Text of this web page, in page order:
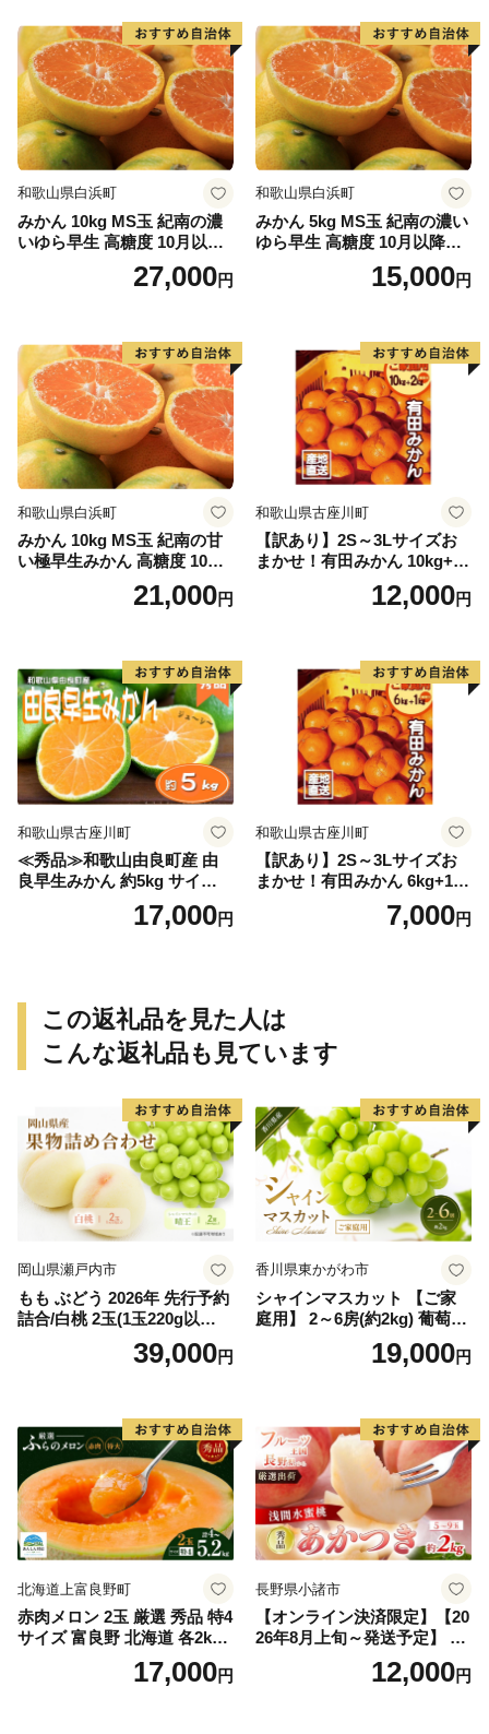
和歌山県白浜町
みかん 10kg MS玉 紀南の濃
いゆら早生 高糖度 10月以降
発送 マルチ被覆栽培27,000円
和歌山県白浜町
みかん 5kg MS玉 紀南の濃い
ゆら早生 高糖度 10月以降発
送 マルチ被覆栽培15,000円
和歌山県白浜町
みかん 10kg MS玉 紀南の甘
い極早生みかん 高糖度 10月
以降発送 マルチ被覆栽培
21,000円
和歌山県古座川町
【訳あり】2S～3Lサイズお
まかせ！有田みかん 10kg+2k
g保証分 11月から12月下旬ま
でに順次発送致します。 / 訳
ん 和歌山 ご家庭用
12,000円
和歌山県古座川町
≪秀品≫和歌山由良町産 由
良早生みかん 約5kg サイズお
まかせ【sml106C】17,000円
和歌山県古座川町
【訳あり】2S～3Lサイズお
まかせ！有田みかん 6kg+1kg
保証分 11月から12月下旬ま
でに順次発送致します。 / 訳
7,000円
この返礼品を見た人は
こんな返礼品も見ています
岡山県瀬戸内市
もも ぶどう 2026年 先行予約
詰合/白桃 2玉(1玉220g以
上)・シャインマスカット 晴
39,000円
香川県東かがわ市
シャインマスカット 【ご家
庭用】 2～6房(約2kg) 葡萄 ぶ
どう ブドウ フルーツ 果物 く
だもの 果実 旬の果物 旬のフ
19,000円
北海道上富良野町
赤肉メロン 2玉 厳選 秀品 特4
サイズ 富良野 北海道 各2kg
～2.6kg 2玉 セット ファーム
富良野 メロン めろん 果物 く
17,000円
長野県小諸市
【オンライン決済限定】【20
26年8月上旬～発送予定】 先
行予約 「浅間水蜜桃プレミ
アム」 もも あかつき 秀品 約
12,000円